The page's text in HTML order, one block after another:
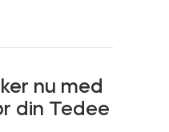
nu med
din Tedee